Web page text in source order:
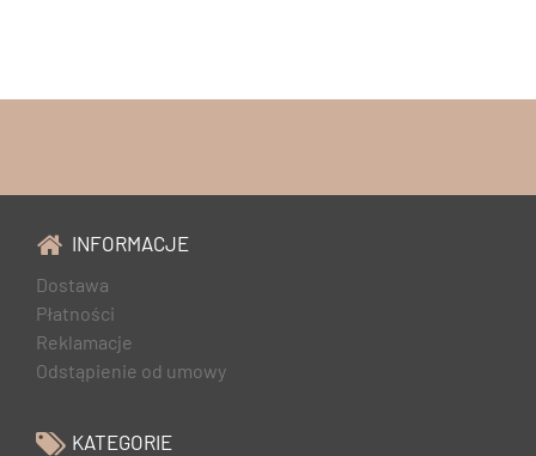
INFORMACJE
Dostawa
Płatności
Reklamacje
Odstąpienie od umowy
KATEGORIE